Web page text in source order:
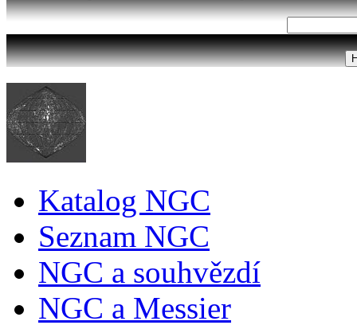
Katalog NGC
Seznam NGC
NGC a souhvězdí
NGC a Messier